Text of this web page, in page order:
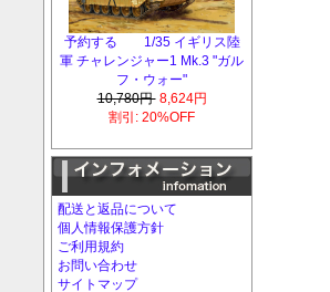
予約する 1/35 イギリス陸
軍 チャレンジャー1 Mk.3 "ガル
フ・ウォー"
10,780円 8,624円
割引: 20%OFF
配送と返品について
個人情報保護方針
ご利用規約
お問い合わせ
サイトマップ